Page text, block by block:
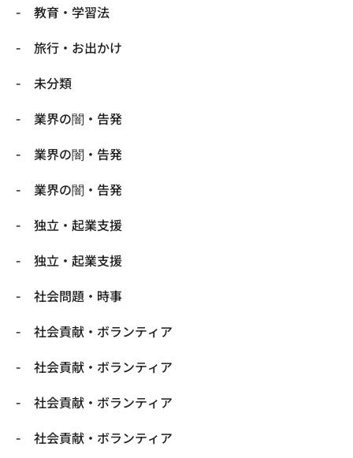
教育・学習法
旅行・お出かけ
未分類
業界の闇・告発
業界の闇・告発
業界の闇・告発
独立・起業支援
独立・起業支援
社会問題・時事
社会貢献・ボランティア
社会貢献・ボランティア
社会貢献・ボランティア
社会貢献・ボランティア